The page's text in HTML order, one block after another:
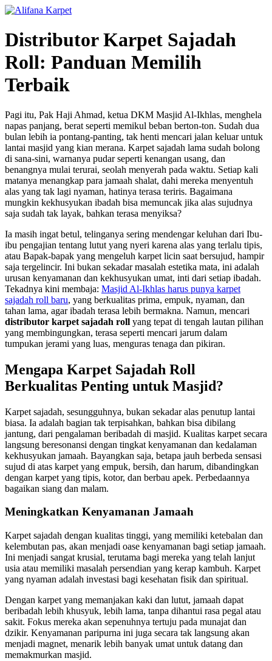
Skip
content
Distributor Karpet Sajadah
Roll: Panduan Memilih
Terbaik
Pagi itu, Pak Haji Ahmad, ketua DKM Masjid Al-Ikhlas, menghela
napas panjang, berat seperti memikul beban berton-ton. Sudah dua
bulan lebih ia pontang-panting, tak henti mencari jalan keluar untuk
lantai masjid yang kian merana. Karpet sajadah lama sudah bolong
di sana-sini, warnanya pudar seperti kenangan usang, dan
benangnya mulai terurai, seolah menyerah pada waktu. Setiap kali
matanya menangkap para jamaah shalat, dahi mereka menyentuh
alas yang tak lagi nyaman, hatinya terasa teriris. Bagaimana
mungkin kekhusyukan ibadah bisa memuncak jika alas sujudnya
saja sudah tak layak, bahkan terasa menyiksa?
Ia masih ingat betul, telinganya sering mendengar keluhan dari Ibu-
ibu pengajian tentang lutut yang nyeri karena alas yang terlalu tipis,
atau Bapak-bapak yang mengeluh karpet licin saat bersujud, hampir
saja tergelincir. Ini bukan sekadar masalah estetika mata, ini adalah
urusan kenyamanan dan kekhusyukan umat, inti dari setiap ibadah.
Tekadnya kini membaja: Masjid Al-Ikhlas harus punya karpet
sajadah roll baru, yang berkualitas prima, empuk, nyaman, dan
tahan lama, agar ibadah terasa lebih bermakna. Namun, mencari
distributor karpet sajadah roll yang tepat di tengah lautan pilihan
yang membingungkan, terasa seperti mencari jarum dalam
tumpukan jerami yang luas, menguras tenaga dan pikiran.
Mengapa Karpet Sajadah Roll
Berkualitas Penting untuk Masjid?
Karpet sajadah, sesungguhnya, bukan sekadar alas penutup lantai
biasa. Ia adalah bagian tak terpisahkan, bahkan bisa dibilang
jantung, dari pengalaman beribadah di masjid. Kualitas karpet secara
langsung beresonansi dengan tingkat kenyamanan dan kedalaman
kekhusyukan jamaah. Bayangkan saja, betapa jauh berbeda sensasi
sujud di atas karpet yang empuk, bersih, dan harum, dibandingkan
dengan karpet yang tipis, kotor, dan berbau apek. Perbedaannya
bagaikan siang dan malam.
Meningkatkan Kenyamanan Jamaah
Karpet sajadah dengan kualitas tinggi, yang memiliki ketebalan dan
kelembutan pas, akan menjadi oase kenyamanan bagi setiap jamaah.
Ini menjadi sangat krusial, terutama bagi mereka yang telah lanjut
usia atau memiliki masalah persendian yang kerap kambuh. Karpet
yang nyaman adalah investasi bagi kesehatan fisik dan spiritual.
Dengan karpet yang memanjakan kaki dan lutut, jamaah dapat
beribadah lebih khusyuk, lebih lama, tanpa dihantui rasa pegal atau
sakit. Fokus mereka akan sepenuhnya tertuju pada munajat dan
dzikir. Kenyamanan paripurna ini juga secara tak langsung akan
menjadi magnet, menarik lebih banyak umat untuk datang dan
memakmurkan masjid.